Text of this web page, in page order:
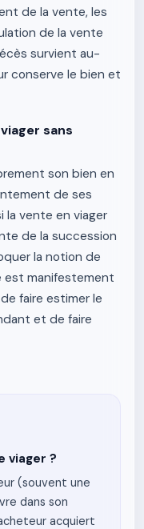
de la vente, les
de la vente
survient au-
conserve le bien et
sans
son bien en
de ses
vente en viager
de la succession
la notion de
est manifestement
faire estimer le
et de faire
viager ?
(souvent une
dans son
acquiert